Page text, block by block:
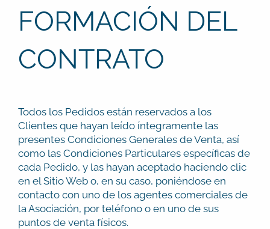
FORMACIÓN DEL
CONTRATO
Todos los Pedidos están reservados a los
Clientes que hayan leído íntegramente las
presentes Condiciones Generales de Venta, así
como las Condiciones Particulares específicas de
cada Pedido, y las hayan aceptado haciendo clic
en el Sitio Web o, en su caso, poniéndose en
contacto con uno de los agentes comerciales de
la Asociación, por teléfono o en uno de sus
puntos de venta físicos.